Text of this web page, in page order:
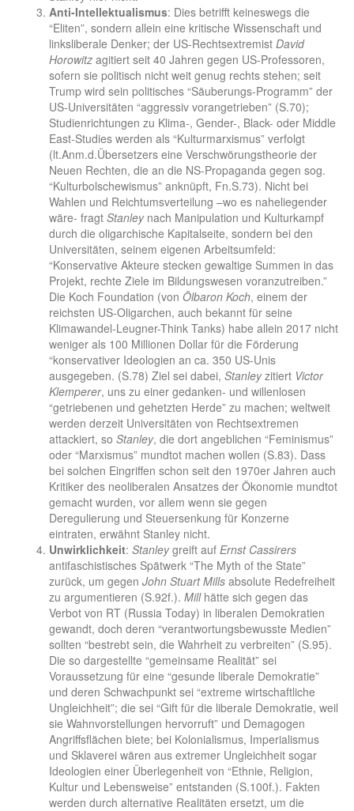
Anti-Intellektualismus: Dies betrifft keineswegs die
“Eliten”, sondern allein eine kritische Wissenschaft und
linksliberale Denker; der US-Rechtsextremist David
Horowitz agitiert seit 40 Jahren gegen US-Professoren,
sofern sie politisch nicht weit genug rechts stehen; seit
Trump wird sein politisches “Säuberungs-Programm” der
US-Universitäten “aggressiv vorangetrieben” (S.70);
Studienrichtungen zu Klima-, Gender-, Black- oder Middle
East-Studies werden als “Kulturmarxismus” verfolgt
(lt.Anm.d.Übersetzers eine Verschwörungstheorie der
Neuen Rechten, die an die NS-Propaganda gegen sog.
“Kulturbolschewismus” anknüpft, Fn.S.73). Nicht bei
Wahlen und Reichtumsverteilung –wo es naheliegender
wäre- fragt Stanleynach Manipulation und Kulturkampf
durch die oligarchische Kapitalseite, sondern bei den
Universitäten, seinem eigenen Arbeitsumfeld:
“Konservative Akteure stecken gewaltige Summen in das
Projekt, rechte Ziele im Bildungswesen voranzutreiben.”
Die Koch Foundation (von Ölbaron Koch, einem der
reichsten US-Oligarchen, auch bekannt für seine
Klimawandel-Leugner-Think Tanks) habe allein 2017 nicht
weniger als 100 Millionen Dollar für die Förderung
“konservativer Ideologien an ca. 350 US-Unis
ausgegeben. (S.78) Ziel sei dabei, Stanleyzitiert Victor
Klemperer, uns zu einer gedanken- und willenlosen
“getriebenen und gehetzten Herde” zu machen; weltweit
werden derzeit Universitäten von Rechtsextremen
attackiert, so Stanley, die dort angeblichen “Feminismus”
oder “Marxismus” mundtot machen wollen (S.83). Dass
bei solchen Eingriffen schon seit den 1970er Jahren auch
Kritiker des neoliberalen Ansatzes der Ökonomie mundtot
gemacht wurden, vor allem wenn sie gegen
Deregulierung und Steuersenkung für Konzerne
eintraten, erwähnt Stanley nicht.
Unwirklichkeit: Stanleygreift auf Ernst Cassirers
antifaschistisches Spätwerk “The Myth of the State”
zurück, um gegen John Stuart Mills absolute Redefreiheit
zu argumentieren (S.92f.). Millhätte sich gegen das
Verbot von RT (Russia Today) in liberalen Demokratien
gewandt, doch deren “verantwortungsbewusste Medien”
sollten “bestrebt sein, die Wahrheit zu verbreiten” (S.95).
Die so dargestellte “gemeinsame Realität” sei
Voraussetzung für eine “gesunde liberale Demokratie”
und deren Schwachpunkt sei “extreme wirtschaftliche
Ungleichheit”; die sei “Gift für die liberale Demokratie, weil
sie Wahnvorstellungen hervorruft” und Demagogen
Angriffsflächen biete; bei Kolonialismus, Imperialismus
und Sklaverei wären aus extremer Ungleichheit sogar
Ideologien einer Überlegenheit von “Ethnie, Religion,
Kultur und Lebensweise” entstanden (S.100f.). Fakten
werden durch alternative Realitäten ersetzt, um die